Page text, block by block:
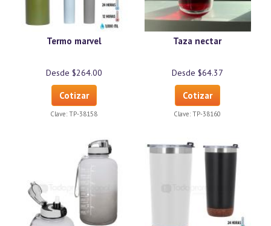
Termo marvel
Desde $264.00
Cotizar
Clave: TP-38158
Taza nectar
Desde $64.37
Cotizar
Clave: TP-38160